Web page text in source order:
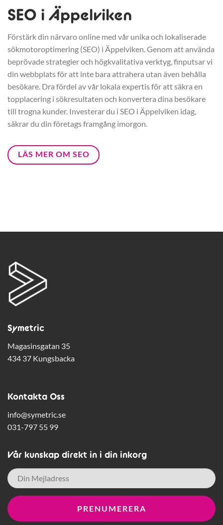
SEO i Äppelviken
Förstärk din närvaro online med vår unika och lokaliserade
sökmotoroptimering (SEO) i Äppelviken. Genom att använda
beprövade strategier och högkvalitativa verktyg, finputsar vi
din webbplats för att inte bara attrahera utan även behålla
besökare. Dra fördel av vår lokala expertis för att säkra en
topplacering i sökresultaten och konvertera dina besökare
till trogna kunder. Investerar du i SEO i Äppelviken idag,
säkrar du din företags framgång imorgon.
LÄS MER OM SEO
Symetric
Magasinsgatan 35
434 37 Kungsbacka
Kontakta Oss
info@symetric.se
031-797 55 99
Vår kunskap direkt in i din inkorg
E-
post *